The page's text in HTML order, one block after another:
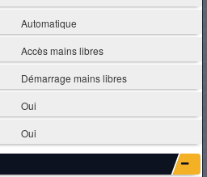
Automatique
Accès mains libres
Démarrage mains libres
Oui
Oui